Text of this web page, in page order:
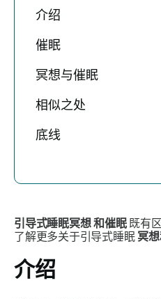
介绍
催眠
冥想与催眠
相似之处
底线
引导式睡眠冥想和催眠既有
了解更多关于引导式睡眠 冥
介绍